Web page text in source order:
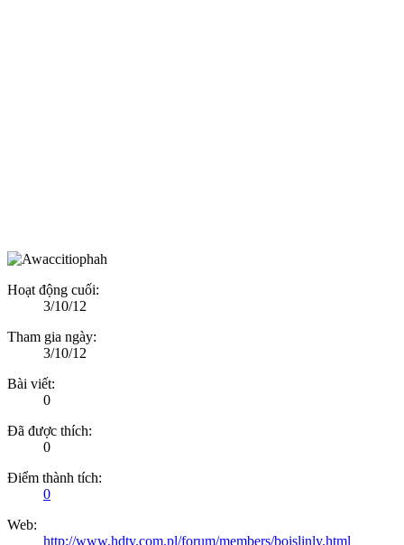
Hoạt động cuối:
3/10/12
Tham gia ngày:
3/10/12
Bài viết:
0
Đã được thích:
0
Điểm thành tích:
0
Web:
http://www.hdtv.com.pl/forum/members/boislinly.html